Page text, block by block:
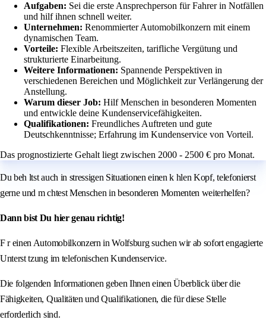
Aufgaben: Sei die erste Ansprechperson für Fahrer in Notfällen
und hilf ihnen schnell weiter.
Unternehmen: Renommierter Automobilkonzern mit einem
dynamischen Team.
Vorteile: Flexible Arbeitszeiten, tarifliche Vergütung und
strukturierte Einarbeitung.
Weitere Informationen: Spannende Perspektiven in
verschiedenen Bereichen und Möglichkeit zur Verlängerung der
Anstellung.
Warum dieser Job: Hilf Menschen in besonderen Momenten
und entwickle deine Kundenservicefähigkeiten.
Qualifikationen: Freundliches Auftreten und gute
Deutschkenntnisse; Erfahrung im Kundenservice von Vorteil.
Das prognostizierte Gehalt liegt zwischen 2000 - 2500 € pro Monat.
Du beh ltst auch in stressigen Situationen einen k hlen Kopf, telefonierst
gerne und m chtest Menschen in besonderen Momenten weiterhelfen?
Dann bist Du hier genau richtig!
F r einen Automobilkonzern in Wolfsburg suchen wir ab sofort engagierte
Unterst tzung im telefonischen Kundenservice.
Die folgenden Informationen geben Ihnen einen Überblick über die
Fähigkeiten, Qualitäten und Qualifikationen, die für diese Stelle
erforderlich sind.